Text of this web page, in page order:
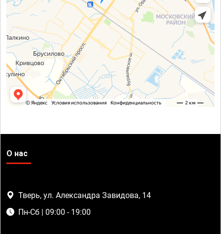
О нас
Тверь, ул. Александра Завидова, 14
Пн-Сб | 09:00 - 19:00